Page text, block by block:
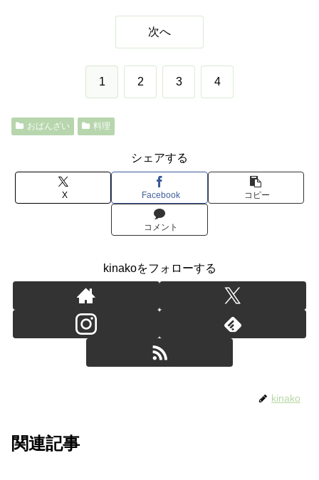
次へ
1 2 3 4
おばんざい 料理
シェアする
X Facebook コピー
コメント
kinakoをフォローする
kinako
関連記事